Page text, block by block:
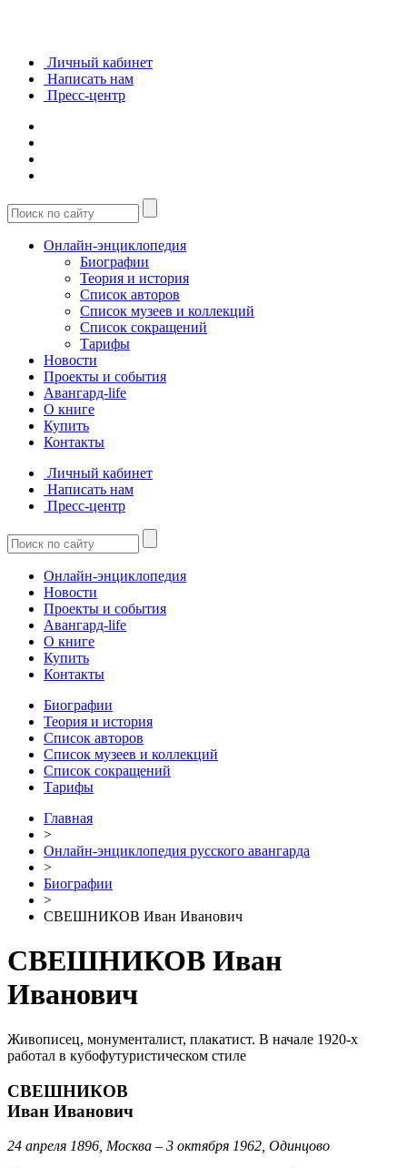
Личный кабинет
Написать нам
Пресс-центр
Онлайн-энциклопедия
Биографии
Теория и история
Список авторов
Список музеев и коллекций
Список сокращений
Тарифы
Новости
Проекты и события
Авангард-life
О книге
Купить
Контакты
Личный кабинет
Написать нам
Пресс-центр
Онлайн-энциклопедия
Новости
Проекты и события
Авангард-life
О книге
Купить
Контакты
Биографии
Теория и история
Список авторов
Список музеев и коллекций
Список сокращений
Тарифы
Главная
>
Онлайн-энциклопедия русского авангарда
>
Биографии
>
СВЕШНИКОВ Иван Иванович
СВЕШНИКОВ Иван
Иванович
Живописец, монументалист, плакатист. В начале 1920-х
работал в кубофутуристическом стиле
СВЕШНИКОВ
Иван Иванович
24 апреля 1896, Москва – 3 октября 1962, Одинцово